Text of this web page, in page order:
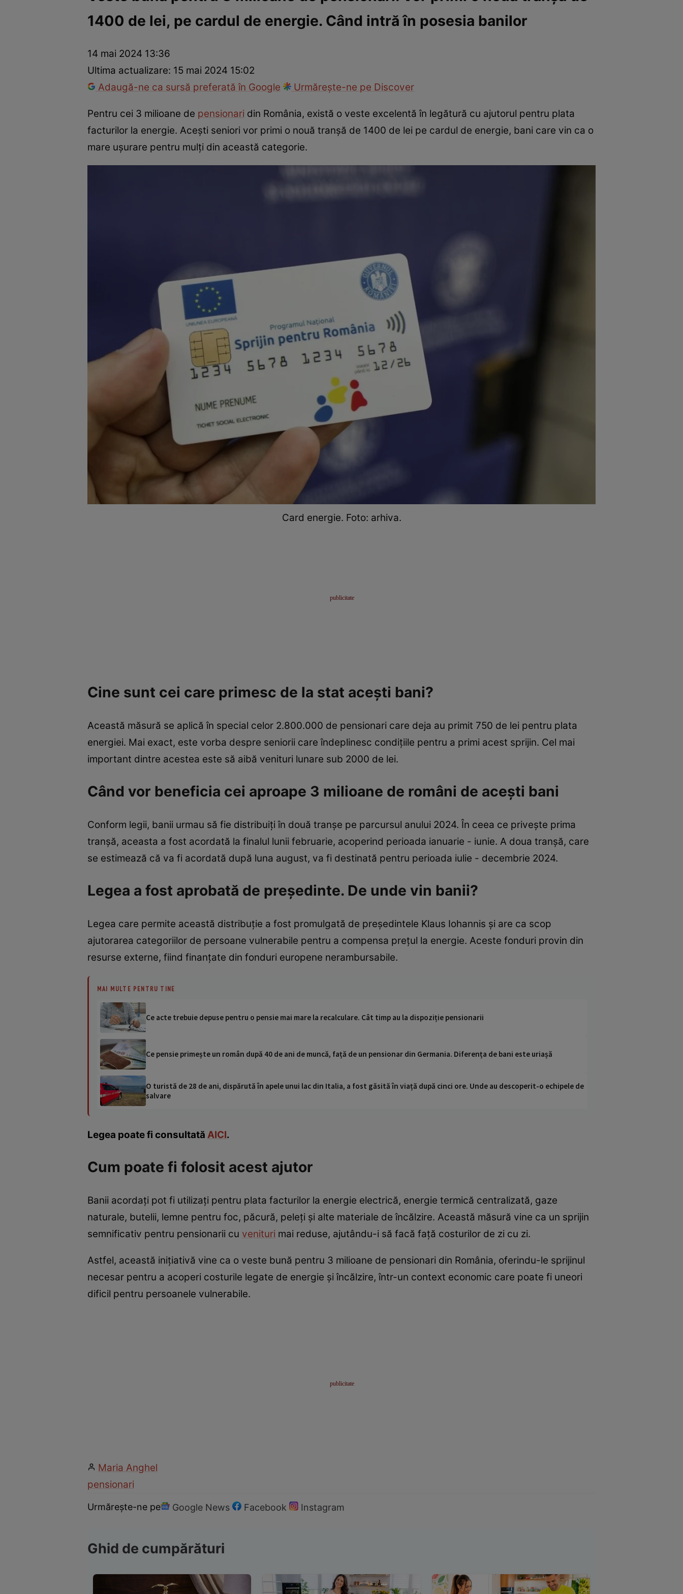
InternaționalFapt diversTehnologieNaționalSport
1400 de lei, pe cardul de energie. Când intră în posesia banilor
14 mai 2024 13:36
Ultima actualizare: 15 mai 2024 15:02
Adaugă-ne ca sursă preferată în Google
Urmărește-ne pe Discover
Pentru cei 3 milioane de pensionari din România, există o veste excelentă în legătură cu ajutorul pentru plata
facturilor la energie. Acești seniori vor primi o nouă tranșă de 1400 de lei pe cardul de energie, bani care vin ca o
mare ușurare pentru mulți din această categorie.
Card energie. Foto: arhiva.
Cine sunt cei care primesc de la stat acești bani?
Această măsură se aplică în special celor 2.800.000 de pensionari care deja au primit 750 de lei pentru plata
energiei. Mai exact, este vorba despre seniorii care îndeplinesc condițiile pentru a primi acest sprijin. Cel mai
important dintre acestea este să aibă venituri lunare sub 2000 de lei.
Când vor beneficia cei aproape 3 milioane de români de acești bani
Conform legii, banii urmau să fie distribuiți în două tranșe pe parcursul anului 2024. În ceea ce privește prima
tranșă, aceasta a fost acordată la finalul lunii februarie, acoperind perioada ianuarie - iunie. A doua tranșă, care
se estimează că va fi acordată după luna august, va fi destinată pentru perioada iulie - decembrie 2024.
Legea a fost aprobată de președinte. De unde vin banii?
Legea care permite această distribuție a fost promulgată de președintele Klaus Iohannis și are ca scop
ajutorarea categoriilor de persoane vulnerabile pentru a compensa prețul la energie. Aceste fonduri provin din
resurse externe, fiind finanțate din fonduri europene nerambursabile.
MAI MULTE PENTRU TINE
Ce acte trebuie depuse pentru o pensie mai mare la recalculare. Cât timp au la dispoziție pensionarii
Ce pensie primește un român după 40 de ani de muncă, față de un pensionar din Germania. Diferența de bani este uriașă
O turistă de 28 de ani, dispărută în apele unui lac din Italia, a fost găsită în viață după cinci ore. Unde au descoperit-o echipele de
salvare
Legea poate fi consultată AICI.
Cum poate fi folosit acest ajutor
Banii acordați pot fi utilizați pentru plata facturilor la energie electrică, energie termică centralizată, gaze
naturale, butelii, lemne pentru foc, păcură, peleți și alte materiale de încălzire. Această măsură vine ca un sprijin
semnificativ pentru pensionarii cu venituri mai reduse, ajutându-i să facă față costurilor de zi cu zi.
Astfel, această inițiativă vine ca o veste bună pentru 3 milioane de pensionari din România, oferindu-le sprijinul
necesar pentru a acoperi costurile legate de energie și încălzire, într-un context economic care poate fi uneori
dificil pentru persoanele vulnerabile.
Maria Anghel
pensionari
Urmărește-ne pe Google News Facebook Instagram
Ghid de cumpărături